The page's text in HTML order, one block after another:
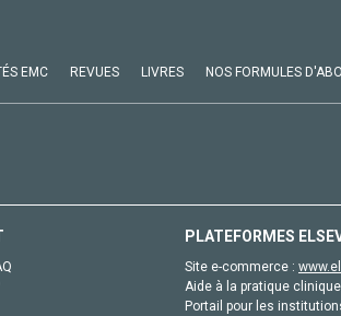
EMC REVUES LIVRES NOS FORMULES
PLATEFORMES
Site e-commerce :
Aide à la pratique
Portail pour les